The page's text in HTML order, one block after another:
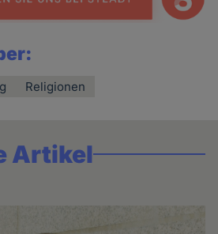
Religionen
Artikel